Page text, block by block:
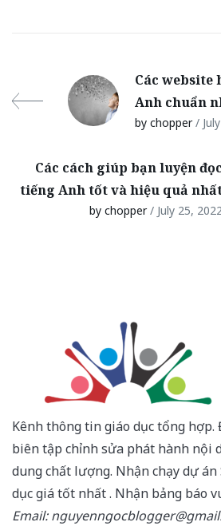
Các website
Anh chuẩn
by chopper/
Các cách giúp bạn luyện đọc
tiếng Anh tốt và hiệu quả
by chopper/ July 25,
Kênh thông tin giáo dục tổng hợp.
biên tập chỉnh sửa phát hành nội
dung chất lượng. Nhận chạy dự án
dục giá tốt nhất . Nhận bảng báo
Email: